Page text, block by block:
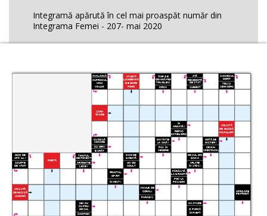
Integramă apărută în cel mai proaspăt număr din
Integrama Femei - 207- mai 2020
AVALANªÃ
CUPRINSUL
UNUI
VOLUM
ATLETÃ
LONGEVIVÃ
DE MARE
FOND
TIMP DE
ODIHNÃ PEN-
TRU ELEVI
CIRCA
AÞÃ
REªEDINÞÃ
DE STAT
SUBIECT
SUCCESUL
DORIT
TEU ªI
SEMICERC
SCRII-
TOARE
ÎN
ARMATÃ !
REFUZ
CATEGORIC
SOLISTÃ
DE MUZICÃ
POPULARÃ
CU DOUÃ
SOACRE
CU MIRII
E URÂT
INVITAÞIE
LA CINÃ !
PUS ÎN
VEDERE
NOTÃ DE
MISTER !
CE MAI
SPECTACOL
OCHI DE
APÃ (pl.)
SCURTE
DE VÂNT
POETÃ
ÞINUTUL
DE POVEªTI
AFIRMAÞIE
LESE !
OCHI DE
GHEAÞÃ
UN OM
ADULT
MOªUL DIN
DACIA
AFLATE
ÎN STOC !
FRUCTUL
OPRIT
ÎN VEST !
PÃRÃSITÃ
LA GRANIÞÃ
FOC LA
POLIGON
SOLISTÃ
DE MUZICÃ
UªOARÃ
INSULE DE
CORALI
PARADIS
APROAPE
PE FRONT
NE IAU
CU FRU-
MOSUL
CAMPION
CA ATARE
O FURCÃ
ÎN PIEPT